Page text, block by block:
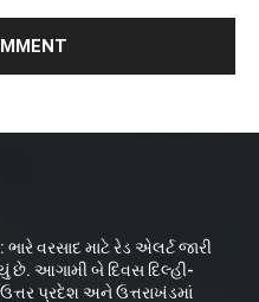
ભારે વરસાદ માટે રેડ એલર્ટ જારી
છે. આગામી બે દિવસ દિલ્હી-
પ્રદેશ અને ઉત્તરાખંડમાં